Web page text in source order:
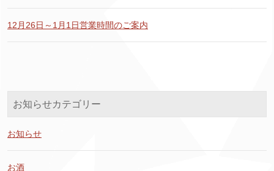
12月26日～1月1日営業時間のご案内
お知らせカテゴリー
お知らせ
お酒